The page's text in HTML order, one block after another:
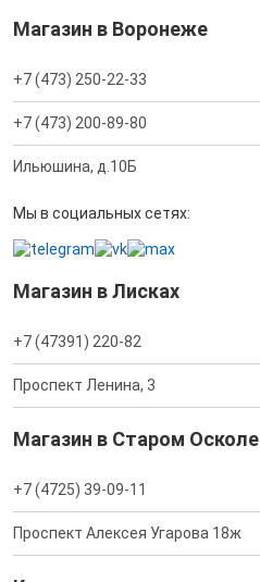
Магазин в Воронеже
+7 (473) 250-22-33
+7 (473) 200-89-80
Ильюшина, д.10Б
Мы в социальных сетях:
Магазин в Лисках
+7 (47391) 220-82
Проспект Ленина, 3
Магазин в Старом Осколе
+7 (4725) 39-09-11
Проспект Алексея Угарова 18ж